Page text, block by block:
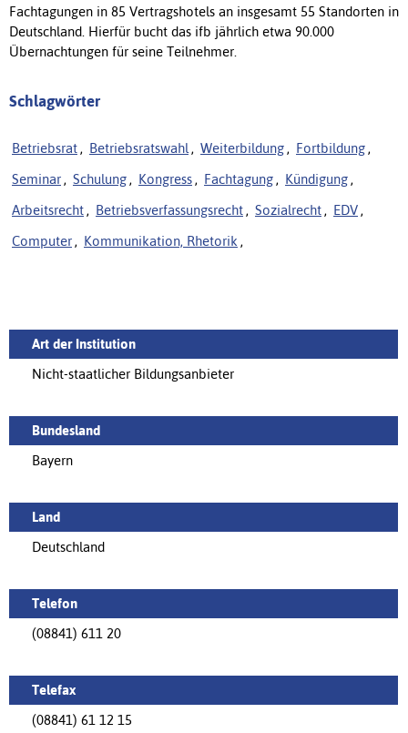
Fachtagungen in 85 Vertragshotels an insgesamt 55 Standorten in
Deutschland. Hierfür bucht das ifb jährlich etwa 90.000
Übernachtungen für seine Teilnehmer.
Schlagwörter
Betriebsrat , Betriebsratswahl , Weiterbildung , Fortbildung ,
Seminar , Schulung , Kongress , Fachtagung , Kündigung ,
Arbeitsrecht , Betriebsverfassungsrecht , Sozialrecht , EDV ,
Computer , Kommunikation, Rhetorik ,
Art der Institution
Nicht-staatlicher Bildungsanbieter
Bundesland
Bayern
Land
Deutschland
Telefon
(08841) 611 20
Telefax
(08841) 61 12 15